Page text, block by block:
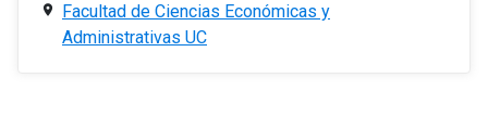
Facultad de Ciencias Económicas y
Administrativas UC